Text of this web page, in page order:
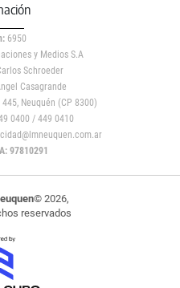
6950
y Medios S.A
Schroeder
Casagrande
Neuquén (CP 8300)
0400 / 449 0410
97810291
© 2026,
reservados